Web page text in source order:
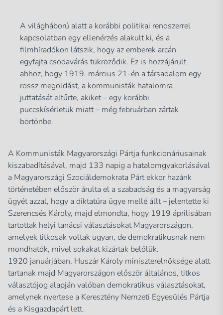
A világháború alatt a korábbi politikai rendszerrel
kapcsolatban egy ellenérzés alakult ki, és a
filmhíradókon látszik, hogy az emberek arcán
egyfajta csodavárás tükröződik. Ez is hozzájárult
ahhoz, hogy 1919. március 21-én a társadalom egy
rossz megoldást, a kommunisták hatalomra
juttatását eltűrte, akiket – egy korábbi
puccskísérletük miatt – még februárban zártak
börtönbe.
A Kommunisták Magyarországi Pártja funkcionáriusainak
kiszabadításával, majd 133 napig a hatalomgyakorlásával
a Magyarországi Szociáldemokrata Párt ekkor hazánk
történetében először árulta el a szabadság és a magyarság
ügyét azzal, hogy a diktatúra ügye mellé állt – jelentette ki
Szerencsés Károly, majd elmondta, hogy 1919 áprilisában
tartottak helyi tanácsi választásokat Magyarországon,
amelyek titkosak voltak ugyan, de demokratikusnak nem
mondhatók, mivel sokakat kizártak belőlük.
1920 januárjában, Huszár Károly miniszterelnöksége alatt
tartanak majd Magyarországon először általános, titkos
választójog alapján valóban demokratikus választásokat,
amelynek nyertese a Keresztény Nemzeti Egyesülés Pártja
és a Kisgazdapárt lett.